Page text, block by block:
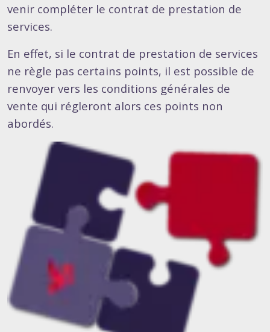
venir compléter le contrat de prestation de
services.
En effet, si le contrat de prestation de services
ne règle pas certains points, il est possible de
renvoyer vers les conditions générales de
vente qui régleront alors ces points non
abordés.